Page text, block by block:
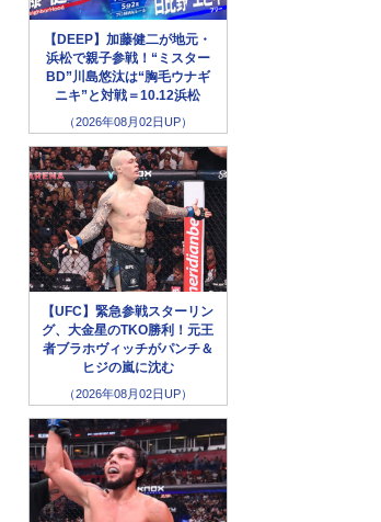
【DEEP】加藤健二が地元・
浜松で親子参戦！“ミスター
BD”川島悠汰は“胸毛ウナギ
ニキ”と対戦＝10.12浜松
（2026年08月02日UP）
【UFC】緊急参戦スターリン
グ、大金星のTKO勝利！元王
者ブラホヴィッチがパンチ＆
ヒジの嵐に沈む
（2026年08月02日UP）